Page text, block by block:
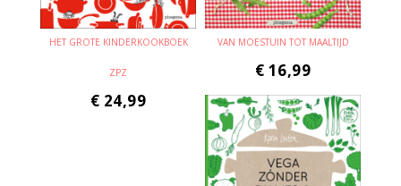
HET GROTE KINDERKOOKBOEK
ZPZ
€ 24,99
VAN MOESTUIN TOT MAALTIJD
€ 16,99